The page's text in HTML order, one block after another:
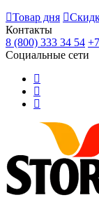
Товар дня
Контакты
8 (800) 333 34 54
Социальные сети